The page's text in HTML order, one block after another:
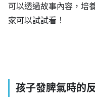
可以透過故事內容，培
家可以試試看！
孩子發脾氣時的